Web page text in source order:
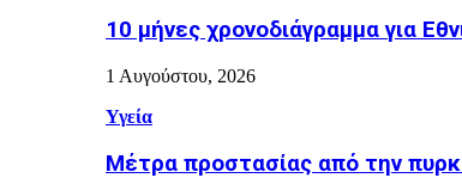
10 μήνες χρονοδιάγραμμα για
1 Αυγούστου, 2026
Υγεία
Μέτρα προστασίας από την